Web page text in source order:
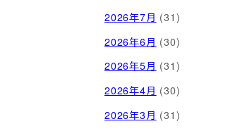
2026年7月 (31)
2026年6月 (30)
2026年5月 (31)
2026年4月 (30)
2026年3月 (31)